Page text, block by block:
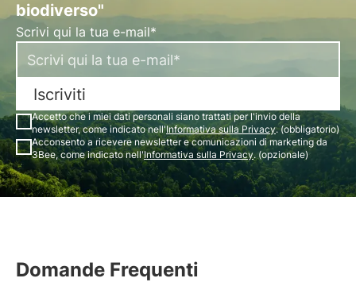
biodiverso"
Scrivi qui la tua e-mail*
Iscriviti
Accetto che i miei dati personali siano trattati per l'invio della
newsletter, come indicato nell'Informativa sulla Privacy. (obbligatorio)
Acconsento a ricevere newsletter e comunicazioni di marketing da
3Bee, come indicato nell'Informativa sulla Privacy. (opzionale)
Domande Frequenti